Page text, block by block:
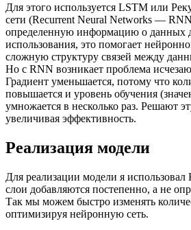
Для этого используется LSTM или
сети (Recurrent Neural Networks —
определенную информацию о данных
использования, это помогает
сложную структуру связей между
Но с RNN возникает проблема
Градиент уменьшается, потому что
повышается и уровень обучения
умножается в несколько раз. Решают
увеличивая эффективность.
Реализация модели
Для реализации модели я использовал
слои добавляются постепенно, а не
Так мы можем быстро изменять
оптимизируя нейронную сеть.